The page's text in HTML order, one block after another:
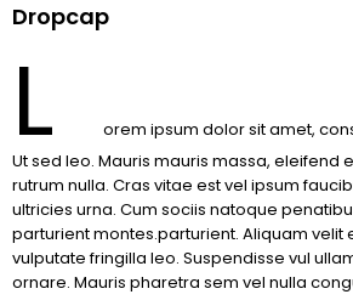
Dropcap
L
orem ipsum dolor sit amet,
Ut sed leo. Mauris mauris massa, eleifend
rutrum nulla. Cras vitae est vel ipsum
ultricies urna. Cum sociis natoque
parturient montes.parturient. Aliquam velit
vulputate fringilla leo. Suspendisse vul
ornare. Mauris pharetra sem vel nulla